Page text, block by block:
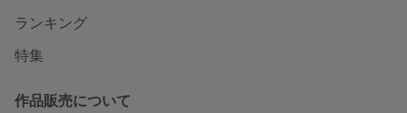
ランキング
特集
作品販売について